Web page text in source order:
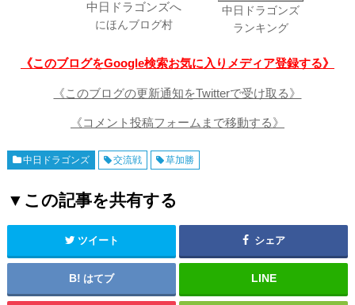
にほんブログ村
中日ドラゴンズ
ランキング
《このブログをGoogle検索お気に入りメディア登録する》
《このブログの更新通知をTwitterで受け取る》
《コメント投稿フォームまで移動する》
中日ドラゴンズ 交流戦 草加勝
▼この記事を共有する
ツイート シェア
はてブ